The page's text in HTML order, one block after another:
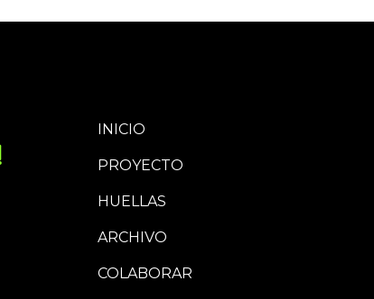
INICIO
PROYECTO
HUELLAS
ARCHIVO
COLABORAR